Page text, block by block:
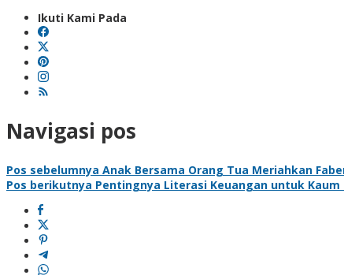
Ikuti Kami Pada
Navigasi pos
Pos sebelumnya Anak Bersama Orang Tua Meriahkan
Pos berikutnya Pentingnya Literasi Keuangan untuk Kaum